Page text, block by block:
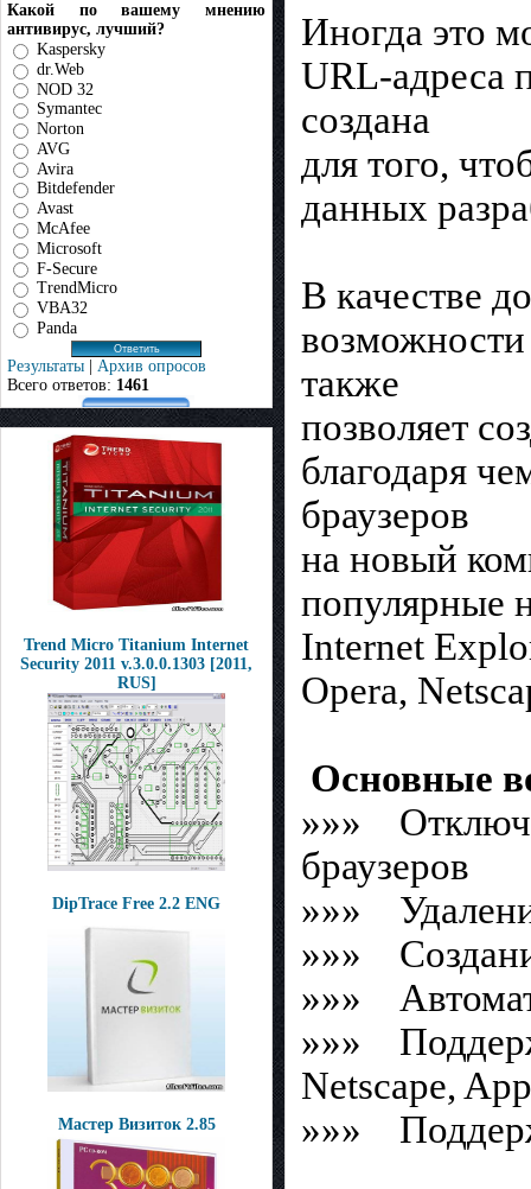
Какой по вашему мнению
антивирус, лучший?
Kaspersky
dr.Web
NOD 32
Symantec
Norton
AVG
Avira
Bitdefender
Avast
McAfee
Microsoft
F-Secure
TrendMicro
VBA32
Panda
Результаты | Архив опросов
Всего ответов: 1461
Trend Micro Titanium Internet
Security 2011 v.3.0.0.1303 [2011,
RUS]
DipTrace Free 2.2 ENG
Мастер Визиток 2.85
Иногда это
URL-адреса
создана
для того,
данных
В качестве
возможности
также
позволяет
благодаря
браузеров
на новый
популярные
Internet
Opera,
Основные
»»»
браузеров
»»»
»»»
»»»
»»»
Netscape,
»»»